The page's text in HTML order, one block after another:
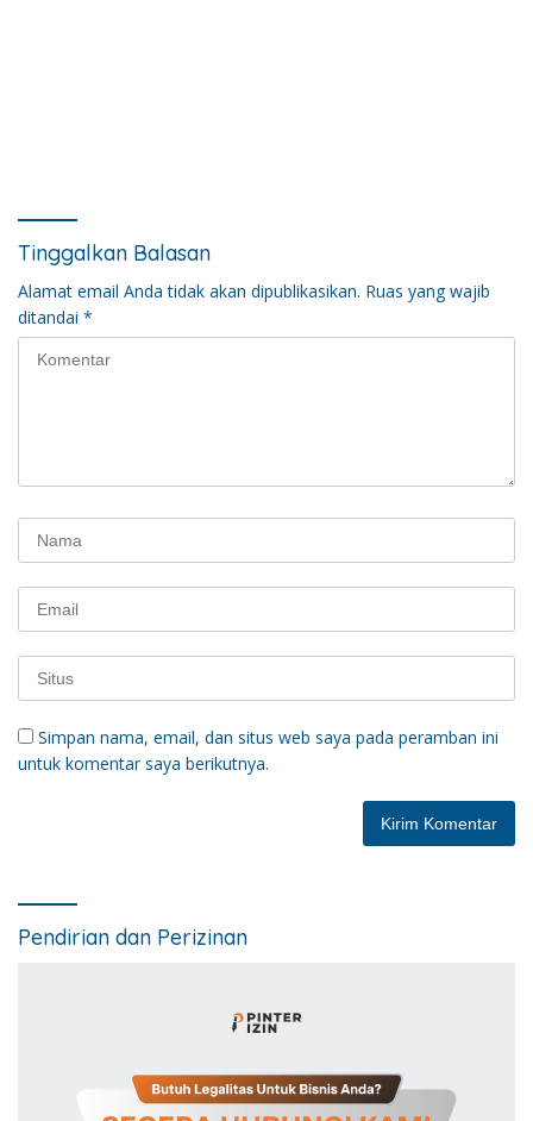
Tinggalkan Balasan
Alamat email Anda tidak akan dipublikasikan. Ruas yang wajib
ditandai *
Simpan nama, email, dan situs web saya pada peramban ini
untuk komentar saya berikutnya.
Pendirian dan Perizinan